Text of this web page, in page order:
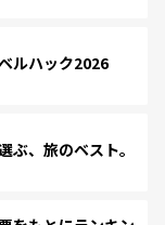
ルハック2026
、旅のベスト。